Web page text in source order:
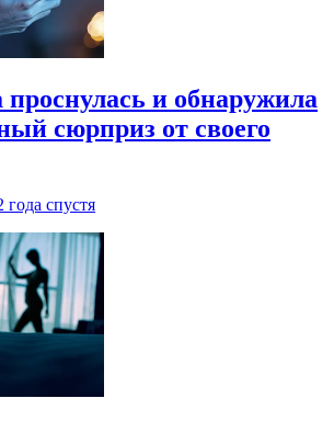
и обнаружила
сюрприз от своего
года спустя